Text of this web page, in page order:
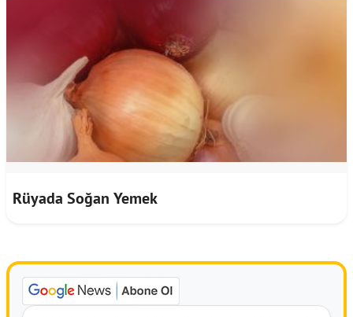
Rüyada Soğan Yemek